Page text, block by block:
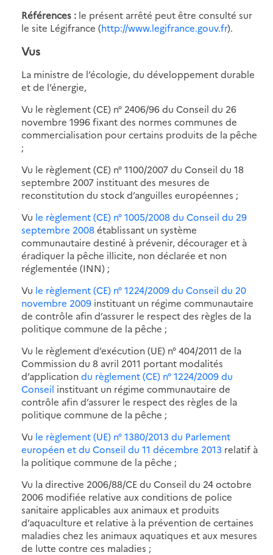
Références : le présent arrêté peut être consulté sur
le site Légifrance (http://www.legifrance.gouv.fr).
Vus
La ministre de l’écologie, du développement durable
et de l’énergie,
Vu le règlement (CE) n° 2406/96 du Conseil du 26
novembre 1996 fixant des normes communes de
commercialisation pour certains produits de la pêche
;
Vu le règlement (CE) n° 1100/2007 du Conseil du 18
septembre 2007 instituant des mesures de
reconstitution du stock d’anguilles européennes ;
Vu le règlement (CE) n° 1005/2008 du Conseil du 29
septembre 2008établissant un système
communautaire destiné à prévenir, décourager et à
éradiquer la pêche illicite, non déclarée et non
réglementée (INN) ;
Vu le règlement (CE) n° 1224/2009 du Conseil du 20
novembre 2009 instituant un régime communautaire
de contrôle afin d’assurer le respect des règles de la
politique commune de la pêche ;
Vu le règlement d’exécution (UE) n° 404/2011 de la
Commission du 8 avril 2011 portant modalités
d’application du règlement (CE) n° 1224/2009 du
Conseil instituant un régime communautaire de
contrôle afin d’assurer le respect des règles de la
politique commune de la pêche ;
Vu le règlement (UE) n° 1380/2013 du Parlement
européen et du Conseil du 11 décembre 2013 relatif à
la politique commune de la pêche ;
Vu la directive 2006/88/CE du Conseil du 24 octobre
2006 modifiée relative aux conditions de police
sanitaire applicables aux animaux et produits
d’aquaculture et relative à la prévention de certaines
maladies chez les animaux aquatiques et aux mesures
de lutte contre ces maladies ;